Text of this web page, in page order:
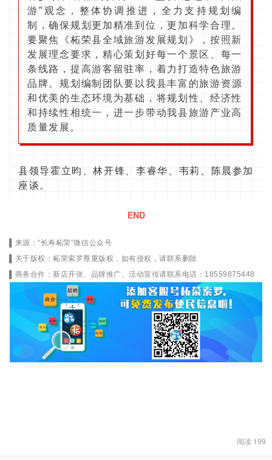
游”观念，整体协调推进，全力支持规划编
制，确保规划更加精准到位，更加科学合理。
要聚焦《柘荣县全域旅游发展规划》，按照新
发展理念要求，精心策划好每一个景区、每一
条线路，提高游客留驻率，着力打造特色旅游
品牌。规划编制团队要 以我县丰富的旅游资源
和优美的生态环境为基础，将规划性、经济性
和持续性相统一，进一步带动我县旅游产业高
质量发展。
县领导霍立昀、林开锋、李睿华、韦莉、陈晨参加
座谈。
END
来源：“长寿柘荣“微信公众号
▌关于版权：柘荣索罗尊重版权，如有侵权，请联系删除
▌商务合作：新店开张、品牌推广、活动宣传请联系电话：18559875448
阅读 199